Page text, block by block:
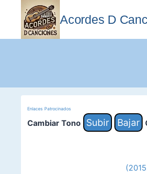
contenido
Acordes D
Enlaces Patrocinados
Cambiar Tono Subir Bajar